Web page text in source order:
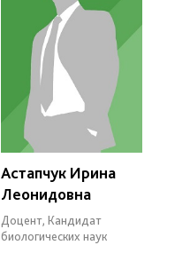
Астапчук Ирина
Леонидовна
Доцент, Кандидат
биологических наук